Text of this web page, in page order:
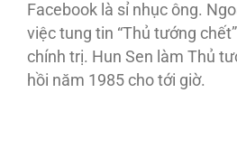
Facebook là sỉ nhục ông.
việc tung tin “Thủ tướng
chính trị. Hun Sen làm Thủ
hồi năm 1985 cho tới giờ.